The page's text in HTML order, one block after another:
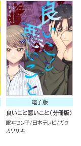
電子版
良いこと悪いこと（分冊版）
眠ヰセン子 日本テレビ ガク
カワサキ